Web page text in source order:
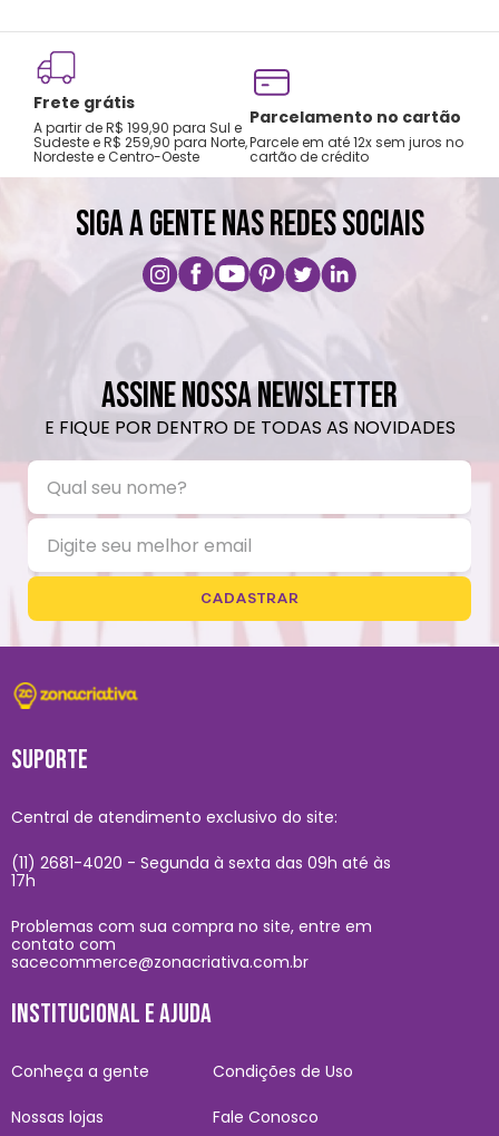
Frete grátis
A partir de R$ 199,90 para Sul e
Sudeste e R$ 259,90 para Norte,
Nordeste e Centro-Oeste
Parcelamento no cartão
Parcele em até 12x sem juros no
cartão de crédito
SIGA A GENTE NAS REDES SOCIAIS
ASSINE NOSSA NEWSLETTER
E FIQUE POR DENTRO DE TODAS AS NOVIDADES
CADASTRAR
SUPORTE
Central de atendimento exclusivo do site:
(11) 2681-4020 - Segunda à sexta das 09h até às
17h
Problemas com sua compra no site, entre em
contato com
sacecommerce@zonacriativa.com.br
INSTITUCIONAL E AJUDA
Conheça a gente
Nossas lojas
Condições de Uso
Fale Conosco